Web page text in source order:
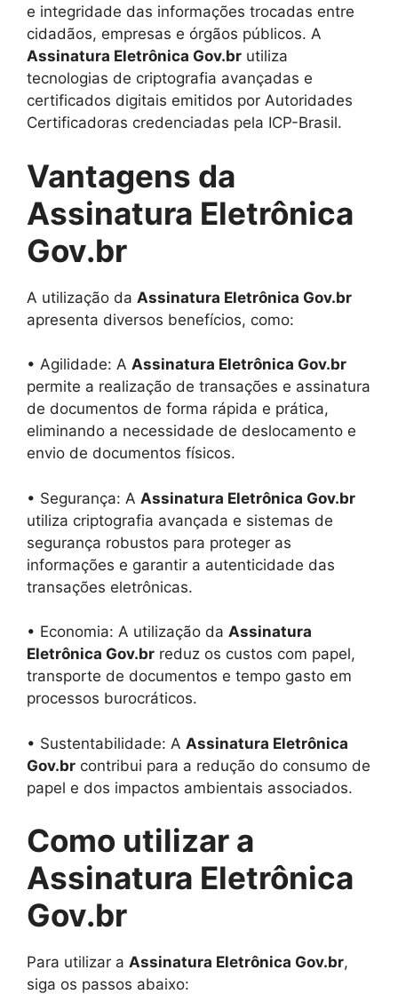
e integridade das informações trocadas entre
cidadãos, empresas e órgãos públicos. A
Assinatura Eletrônica Gov.br utiliza
tecnologias de criptografia avançadas e
certificados digitais emitidos por Autoridades
Certificadoras credenciadas pela ICP-Brasil.
Vantagens da
Assinatura Eletrônica
Gov.br
A utilização da Assinatura Eletrônica Gov.br
apresenta diversos benefícios, como:
• Agilidade: A Assinatura Eletrônica Gov.br
permite a realização de transações e assinatura
de documentos de forma rápida e prática,
eliminando a necessidade de deslocamento e
envio de documentos físicos.
• Segurança: A Assinatura Eletrônica Gov.br
utiliza criptografia avançada e sistemas de
segurança robustos para proteger as
informações e garantir a autenticidade das
transações eletrônicas.
• Economia: A utilização da Assinatura
Eletrônica Gov.br reduz os custos com papel,
transporte de documentos e tempo gasto em
processos burocráticos.
• Sustentabilidade: A Assinatura Eletrônica
Gov.br contribui para a redução do consumo de
papel e dos impactos ambientais associados.
Como utilizar a
Assinatura Eletrônica
Gov.br
Para utilizar a Assinatura Eletrônica Gov.br,
siga os passos abaixo: